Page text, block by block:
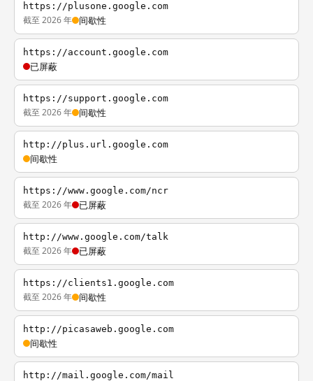
https://plusone.google.com
截至 2026 年 间歇性
https://account.google.com
已屏蔽
https://support.google.com
截至 2026 年 间歇性
http://plus.url.google.com
间歇性
https://www.google.com/ncr
截至 2026 年 已屏蔽
http://www.google.com/talk
截至 2026 年 已屏蔽
https://clients1.google.com
截至 2026 年 间歇性
http://picasaweb.google.com
间歇性
http://mail.google.com/mail